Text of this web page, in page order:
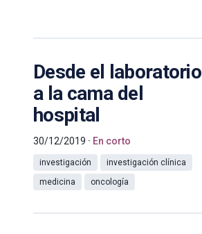
Desde el laboratorio
a la cama del
hospital
30/12/2019 En corto
investigación
investigación clínica
medicina
oncología